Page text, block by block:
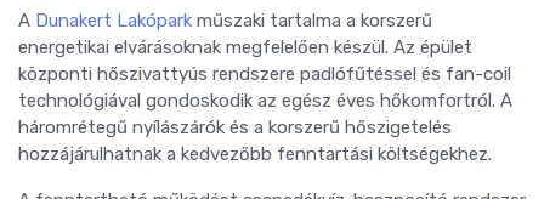
A Dunakert Lakópark műszaki tartalma a korszerű
energetikai elvárásoknak megfelelően készül. Az épület
központi hőszivattyús rendszere padlófűtéssel és fan-coil
technológiával gondoskodik az egész éves hőkomfortról. A
háromrétegű nyílászárók és a korszerű hőszigetelés
hozzájárulhatnak a kedvezőbb fenntartási költségekhez.